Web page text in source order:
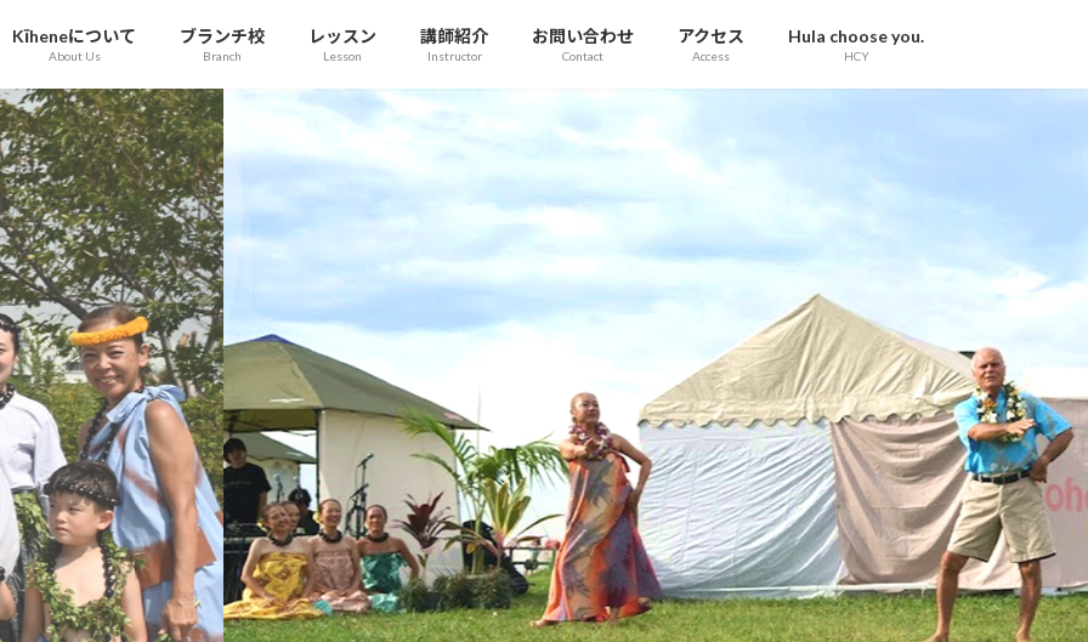
Kīheneについて
About Us
ブランチ校
Branch
レッスン
Lesson
講師紹介
Instructor
お問い合わせ
Contact
アクセス
Access
Hula choose you.
HCY